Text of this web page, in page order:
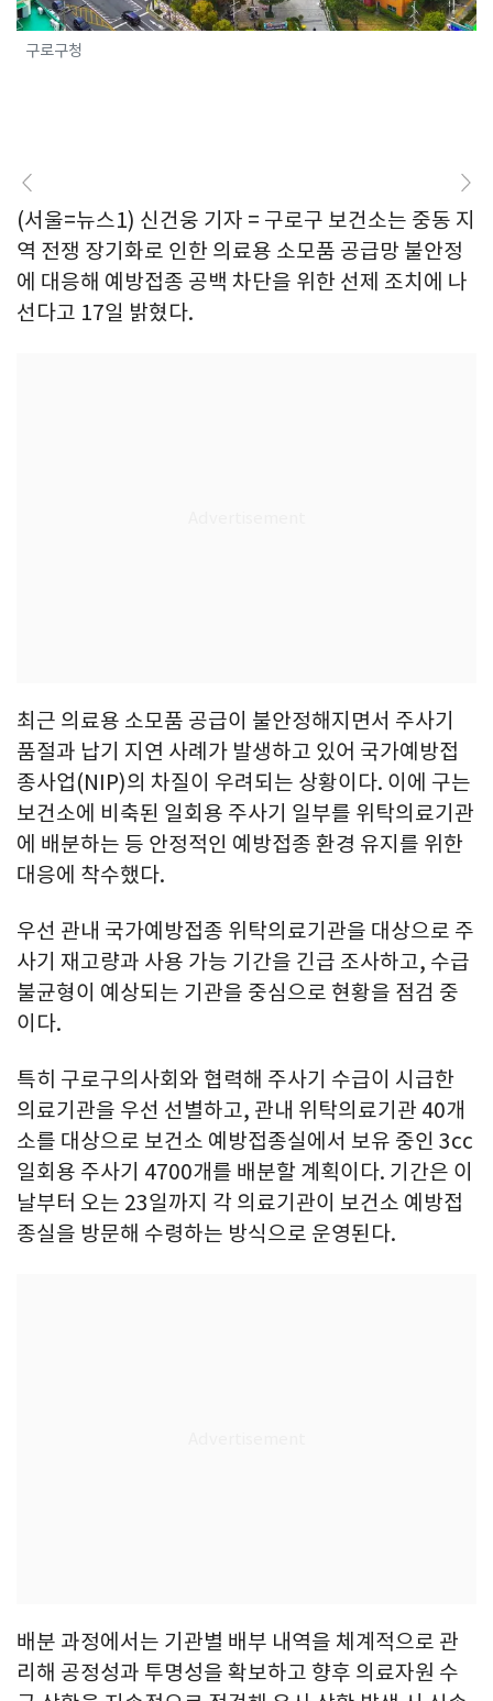
구로구청
(서울=뉴스1) 신건웅 기자 = 구로구 보건소는 중동 지
역 전쟁 장기화로 인한 의료용 소모품 공급망 불안정
에 대응해 예방접종 공백 차단을 위한 선제 조치에 나
선다고 17일 밝혔다.
최근 의료용 소모품 공급이 불안정해지면서 주사기
품절과 납기 지연 사례가 발생하고 있어 국가예방접
종사업(NIP)의 차질이 우려되는 상황이다. 이에 구는
보건소에 비축된 일회용 주사기 일부를 위탁의료기관
에 배분하는 등 안정적인 예방접종 환경 유지를 위한
대응에 착수했다.
우선 관내 국가예방접종 위탁의료기관을 대상으로 주
사기 재고량과 사용 가능 기간을 긴급 조사하고, 수급
불균형이 예상되는 기관을 중심으로 현황을 점검 중
이다.
특히 구로구의사회와 협력해 주사기 수급이 시급한
의료기관을 우선 선별하고, 관내 위탁의료기관 40개
소를 대상으로 보건소 예방접종실에서 보유 중인 3cc
일회용 주사기 4700개를 배분할 계획이다. 기간은 이
날부터 오는 23일까지 각 의료기관이 보건소 예방접
종실을 방문해 수령하는 방식으로 운영된다.
배분 과정에서는 기관별 배부 내역을 체계적으로 관
리해 공정성과 투명성을 확보하고 향후 의료자원 수